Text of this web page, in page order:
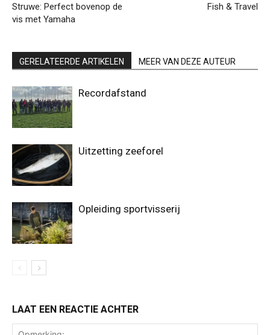
Struwe: Perfect bovenop de
vis met Yamaha
Fish & Travel
GERELATEERDE ARTIKELEN MEER VAN DEZE AUTEUR
Recordafstand
Uitzetting zeeforel
Opleiding sportvisserij
LAAT EEN REACTIE ACHTER